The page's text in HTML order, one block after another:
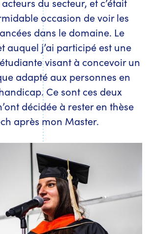
occasion de voir les
dans le domaine. Le
auquel j’ai participé est une
visant à concevoir un
adapté aux personnes en
Ce sont ces deux
décidée à rester en thèse
après mon Master.